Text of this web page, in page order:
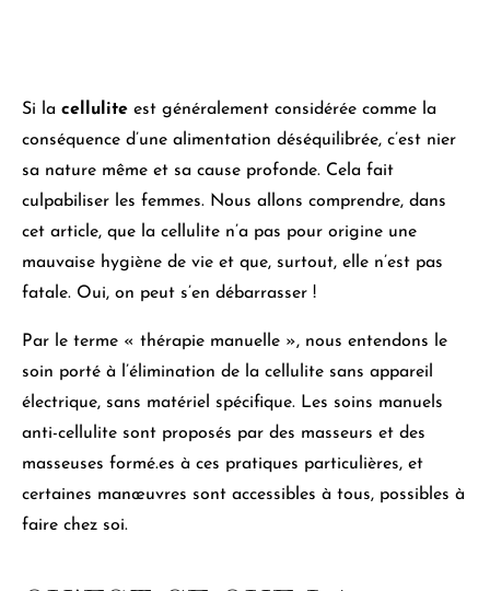
Si la cellulite est généralement considérée comme la
conséquence d’une alimentation déséquilibrée, c’est nier
sa nature même et sa cause profonde. Cela fait
culpabiliser les femmes. Nous allons comprendre, dans
cet article, que la cellulite n’a pas pour origine une
mauvaise hygiène de vie et que, surtout, elle n’est pas
fatale. Oui, on peut s’en débarrasser !
Par le terme « thérapie manuelle », nous entendons
le
soin porté à l’élimination de la cellulite sans appareil
électrique, sans matériel spécifique. Les soins manuels
anti-cellulite sont proposés par des masseurs et des
masseuses formé.es à ces pratiques particulières, et
certaines manœuvres sont accessibles à tous, possibles à
faire chez soi.